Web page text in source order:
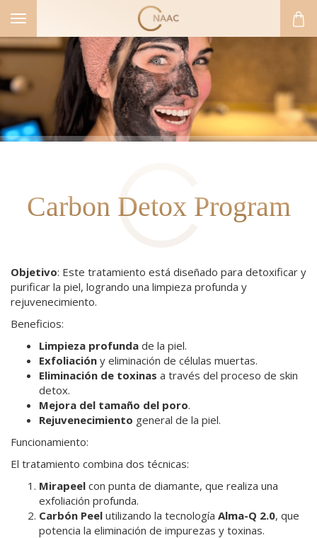
Toggle
navigation
Carbon Detox Program
Objetivo: Este tratamiento está diseñado para detoxificar y
purificar la piel, logrando una limpieza profunda y
rejuvenecimiento.
Beneficios:
Limpieza profunda de la piel.
Exfoliación y eliminación de células muertas.
Eliminación de toxinas a través del proceso de skin
detox.
Mejora del tamaño del poro.
Rejuvenecimiento general de la piel.
Funcionamiento:
El tratamiento combina dos técnicas:
Mirapeel con punta de diamante, que realiza una
exfoliación profunda.
Carbón Peel utilizando la tecnología Alma-Q 2.0, que
potencia la eliminación de impurezas y toxinas.